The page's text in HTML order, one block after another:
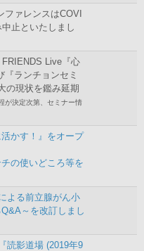
ァレンスはCOVI
止といたしまし
Live『心
ランチョンセミ
の現状を鑑み延期
が決定次第、セミナー情
活かす！』をオープ
の使いどころ等を
よる前立腺がん小
～を改訂しまし
読影道場 (2019年9